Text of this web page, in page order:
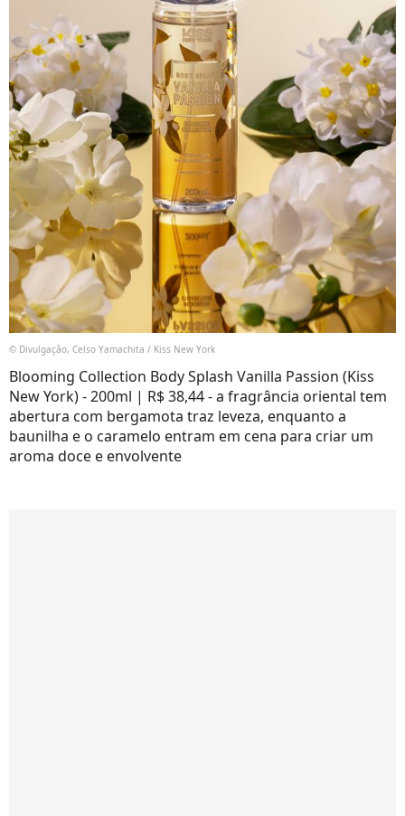
© Divulgação, Celso Yamachita / Kiss New York
Blooming Collection Body Splash Vanilla Passion (Kiss
New York) - 200ml | R$ 38,44 - a fragrância oriental tem
abertura com bergamota traz leveza, enquanto a
baunilha e o caramelo entram em cena para criar um
aroma doce e envolvente